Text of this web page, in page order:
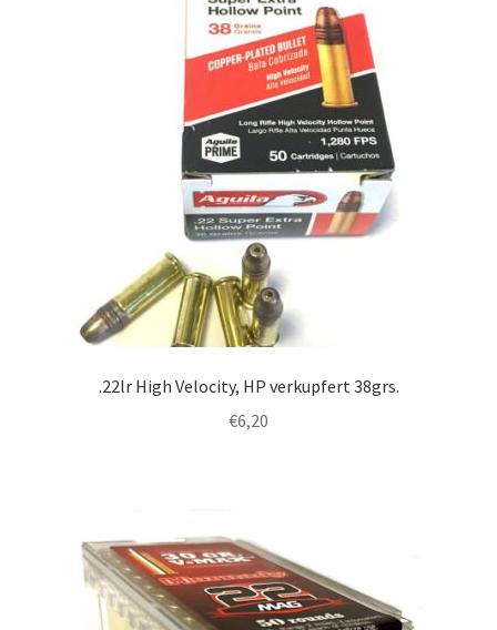
.22lr High Velocity, HP verkupfert 38grs.
€6,20